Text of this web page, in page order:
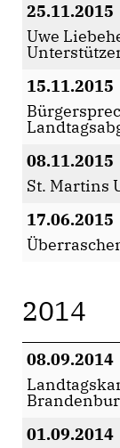
25.11.2015
Uwe
15.11.2015
08.11.2015
St. Martins
17.06.2015
2014
08.09.2014
01.09.2014